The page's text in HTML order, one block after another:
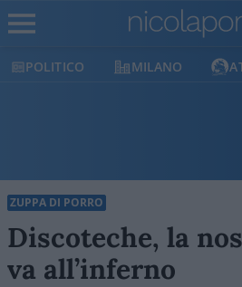
POLITICO MILANO
ZUPPA DI PORRO
Discoteche, la
va all’inferno